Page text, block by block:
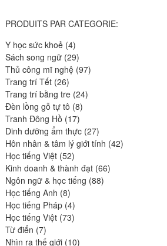
PRODUITS PAR CATEGORIE:
Y học sức khoẻ 44
produits
Sách song ngữ 2929
produits
Thủ công mĩ nghệ 9797
Trang trí Tết 2626
produits
Trang trí bằng tre 2424
Đèn lồng gỗ tự tô 88
produits
Tranh Đông Hồ 1717
produits
Dinh dưỡng ẩm thực 2727
produits
Hôn nhân & tâm lý giới tính 4242
Học tiếng Việt 5252
produits
Kinh doanh & thành đạt 6666
Ngôn ngữ & học tiếng 8888
Học tiếng Anh 88
produits
Học tiếng Pháp 44
produits
Học tiếng Việt 7373
Từ điển 77
produits
Nhìn ra thế giới 1010